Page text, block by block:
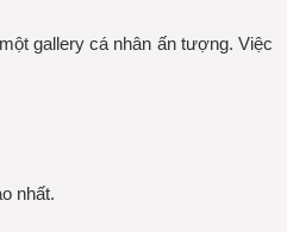
gallery cá nhân ấn tượng. Việc
nhất.